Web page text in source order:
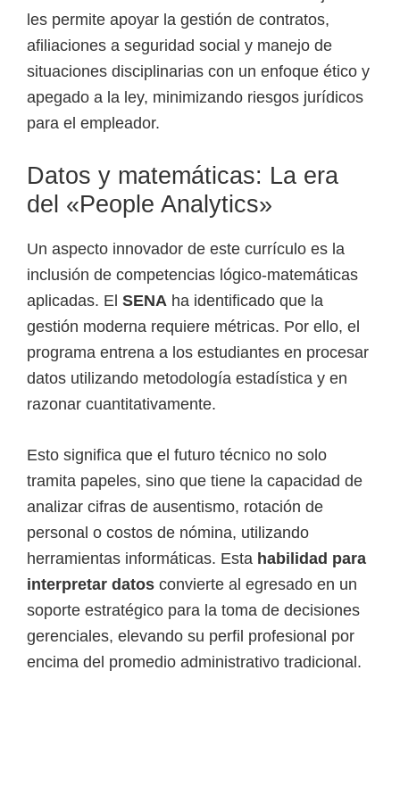
les permite apoyar la gestión de contratos,
afiliaciones a seguridad social y manejo de
situaciones disciplinarias con un enfoque ético y
apegado a la ley, minimizando riesgos jurídicos
para el empleador.
Datos y matemáticas: La era
del «People Analytics»
Un aspecto innovador de este currículo es la
inclusión de competencias lógico-matemáticas
aplicadas. El SENA ha identificado que la
gestión moderna requiere métricas. Por ello, el
programa entrena a los estudiantes en procesar
datos utilizando metodología estadística y en
razonar cuantitativamente.
Esto significa que el futuro técnico no solo
tramita papeles, sino que tiene la capacidad de
analizar cifras de ausentismo, rotación de
personal o costos de nómina, utilizando
herramientas informáticas. Esta habilidad para
interpretar datos convierte al egresado en un
soporte estratégico para la toma de decisiones
gerenciales, elevando su perfil profesional por
encima del promedio administrativo tradicional.